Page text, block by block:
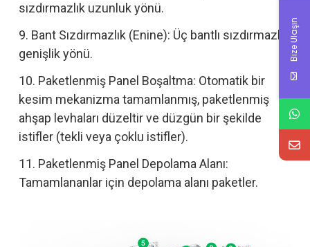
sızdırmazlık uzunluk yönü.
9. Bant Sızdırmazlık (Enine): Üç bantlı sızdırmazlık
genişlik yönü.
10. Paketlenmiş Panel Boşaltma: Otomatik bir
kesim mekanizma tamamlanmış, paketlenmiş
ahşap levhaları düzeltir ve düzgün bir şekilde
istifler (tekli veya çoklu istifler).
11. Paketlenmiş Panel Depolama Alanı:
Tamamlananlar için depolama alanı paketler.
Bize Ulaşın